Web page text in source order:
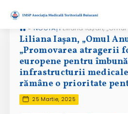
» NOUTĂȚI
Liliana Iașan, „Omul
„Promovarea atragerii
europene pentru
infrastructurii
rămâne o prioritate
25 Martie, 2025